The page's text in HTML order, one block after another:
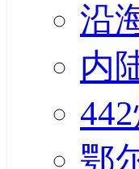
沿
内
鄂